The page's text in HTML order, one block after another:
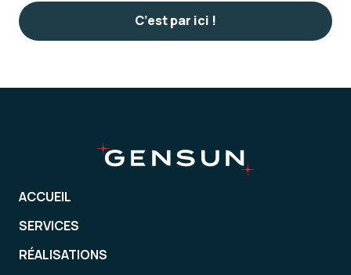
C’est par ici !
ACCUEIL
SERVICES
RÉALISATIONS